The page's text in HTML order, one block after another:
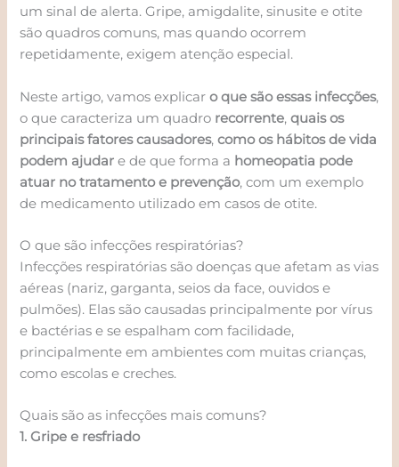
um sinal de alerta. Gripe, amigdalite, sinusite e otite
são quadros comuns, mas quando ocorrem
repetidamente, exigem atenção especial.
Neste artigo, vamos explicaro que são essas infecções,
o que caracteriza um quadro recorrente,quais os
principais fatores causadores,como os hábitos de vida
podem ajudar e de que forma a homeopatia pode
atuar no tratamento e prevenção, com um exemplo
de medicamento utilizado em casos de otite.
O que são infecções respiratórias?
Infecções respiratórias são doenças que afetam as vias
aéreas (nariz, garganta, seios da face, ouvidos e
pulmões). Elas são causadas principalmente por vírus
e bactérias e se espalham com facilidade,
principalmente em ambientes com muitas crianças,
como escolas e creches.
Quais são as infecções mais comuns?
1. Gripe e resfriado